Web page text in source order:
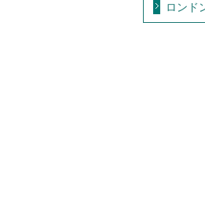
ロンド